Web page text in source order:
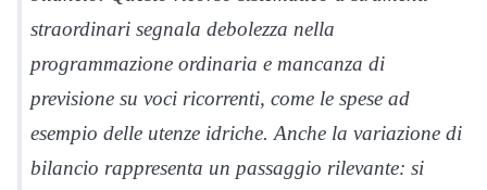
straordinari segnala debolezza nella
programmazione ordinaria e mancanza di
previsione su voci ricorrenti, come le spese ad
esempio delle utenze idriche. Anche la variazione di
bilancio rappresenta un passaggio rilevante: si